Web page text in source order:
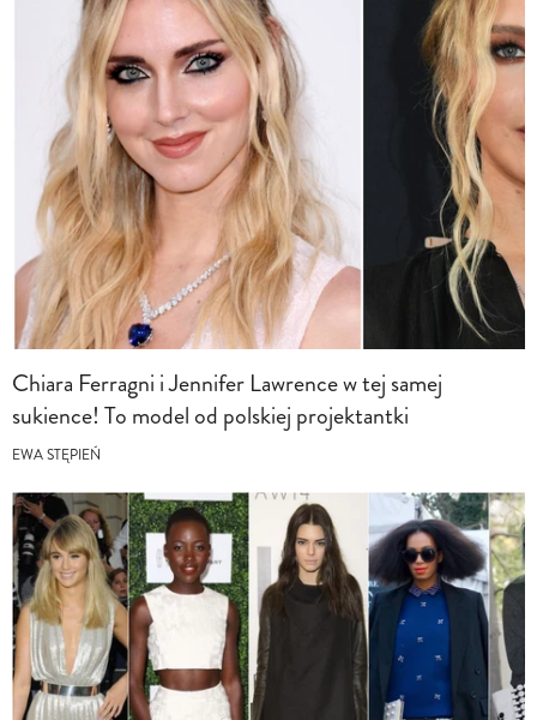
Chiara Ferragni i Jennifer Lawrence w tej samej
sukience! To model od polskiej projektantki
EWA STĘPIEŃ